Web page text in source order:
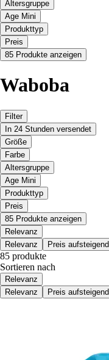
Altersgruppe
Age Mini
Produkttyp
Preis
85 Produkte anzeigen
Waboba
Filter
In 24 Stunden versendet
Größe
Farbe
Altersgruppe
Age Mini
Produkttyp
Preis
85 Produkte anzeigen
Relevanz
Relevanz
Preis aufsteigend
85 produkte
Sortieren nach
Relevanz
Relevanz
Preis aufsteigend